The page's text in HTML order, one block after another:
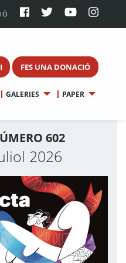
FES UNA DONACIÓ
GALERIES PAPER
602
2026